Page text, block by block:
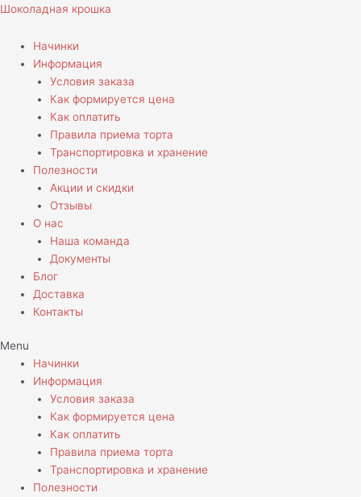
Перейти
содержимому
Шоколадная крошка
Начинки
Информация
Условия заказа
Как формируется цена
Как оплатить
Правила приема торта
Транспортировка и хранение
Полезности
Акции и скидки
Отзывы
О нас
Наша команда
Документы
Блог
Доставка
Контакты
Menu
Начинки
Информация
Условия заказа
Как формируется цена
Как оплатить
Правила приема торта
Транспортировка и хранение
Полезности
Количество
Торт
Паучок